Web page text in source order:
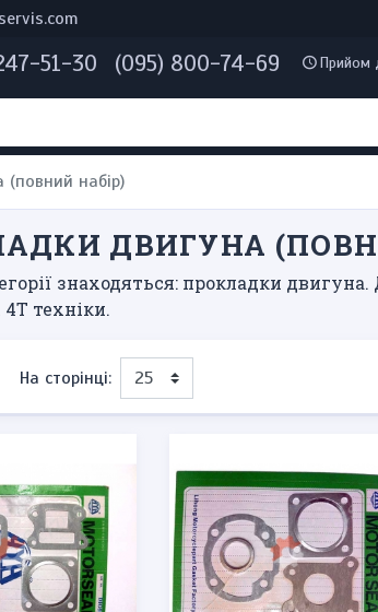
51-30 (095) 800-74-69 Прийом
(повний набір)
ДВИГУНА
знаходяться: прокладки
4Т техніки.
На сторінці: